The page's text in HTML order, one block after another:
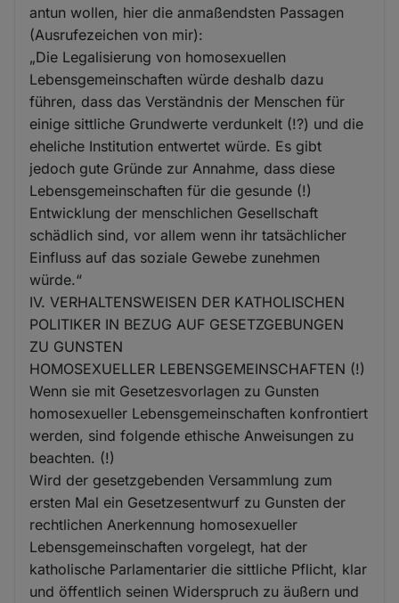
antun wollen, hier die anmaßendsten Passagen
(Ausrufezeichen von mir):
„Die Legalisierung von homosexuellen
Lebensgemeinschaften würde deshalb dazu
führen, dass das Verständnis der Menschen für
einige sittliche Grundwerte verdunkelt (!?) und die
eheliche Institution entwertet würde. Es gibt
jedoch gute Gründe zur Annahme, dass diese
Lebensgemeinschaften für die gesunde (!)
Entwicklung der menschlichen Gesellschaft
schädlich sind, vor allem wenn ihr tatsächlicher
Einfluss auf das soziale Gewebe zunehmen
würde.“
IV. VERHALTENSWEISEN DER KATHOLISCHEN
POLITIKER IN BEZUG AUF GESETZGEBUNGEN
ZU GUNSTEN
HOMOSEXUELLER LEBENSGEMEINSCHAFTEN (!)
Wenn sie mit Gesetzesvorlagen zu Gunsten
homosexueller Lebensgemeinschaften konfrontiert
werden, sind folgende ethische Anweisungen zu
beachten. (!)
Wird der gesetzgebenden Versammlung zum
ersten Mal ein Gesetzesentwurf zu Gunsten der
rechtlichen Anerkennung homosexueller
Lebensgemeinschaften vorgelegt, hat der
katholische Parlamentarier die sittliche Pflicht, klar
und öffentlich seinen Widerspruch zu äußern und